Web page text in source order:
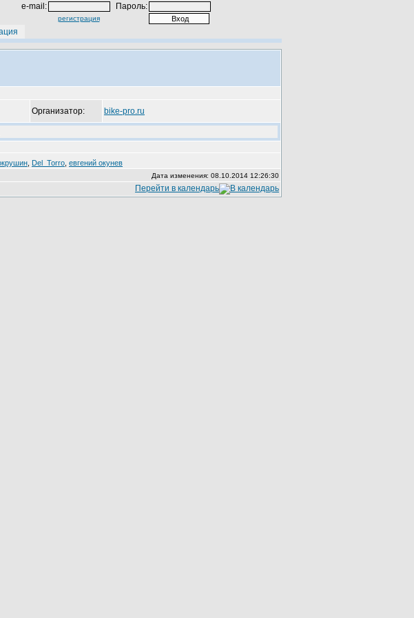
e-mail: Пароль:
регистрация
Организатор: bike-pro.ru
Del_Torro евгений окунев
Дата изменения: 08.10.2014 12:26:30
Перейти в календарь